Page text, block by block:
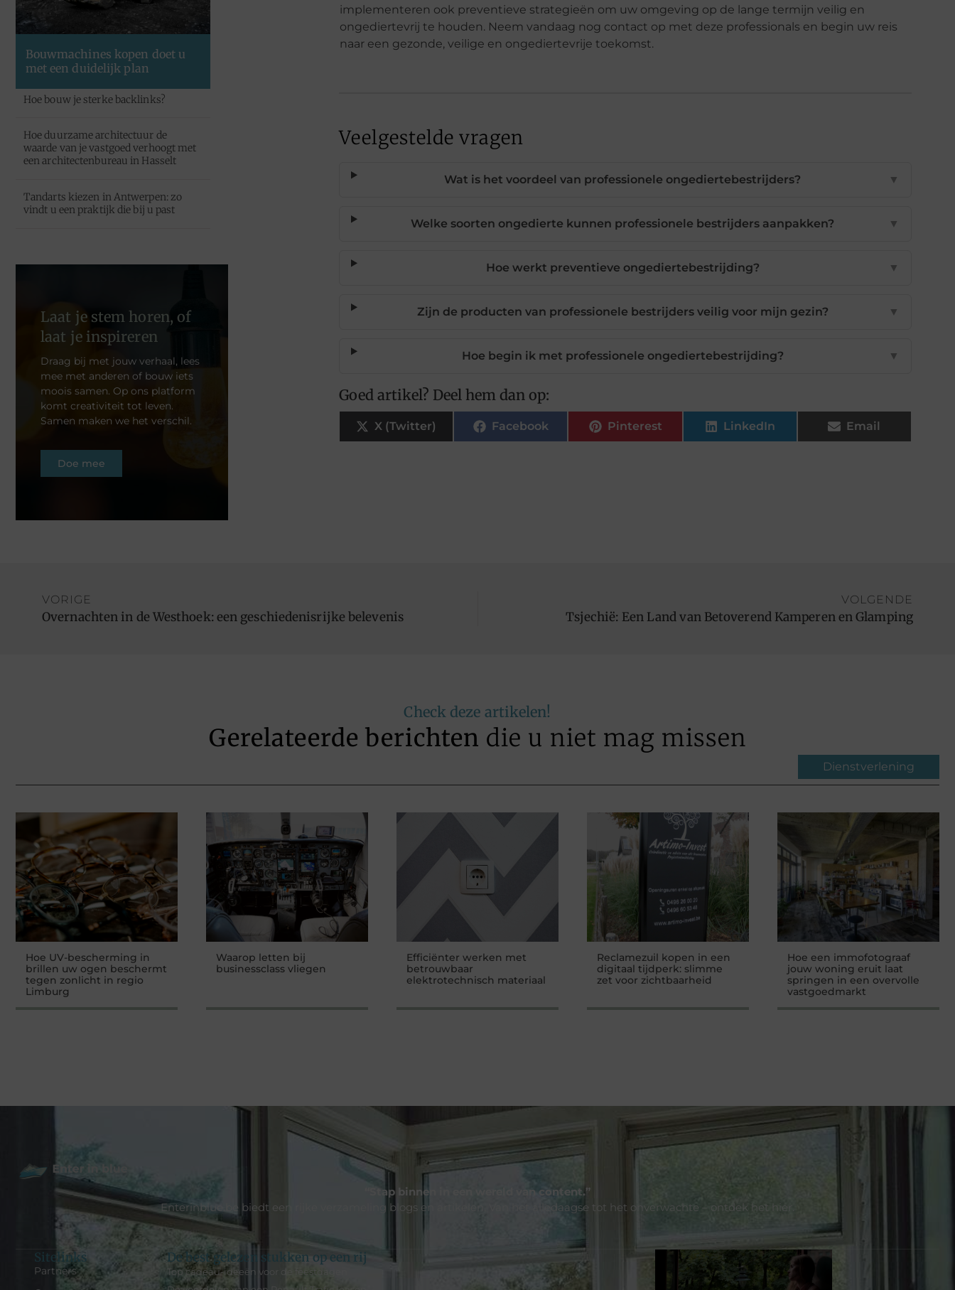
Bouwmachines kopen doet u
met een duidelijk plan
Hoe bouw je sterke backlinks?
Hoe duurzame architectuur de
waarde van je vastgoed verhoogt met
een architectenbureau in Hasselt
Tandarts kiezen in Antwerpen: zo
vindt u een praktijk die bij u past
Laat je stem horen, of
laat je inspireren
Draag bij met jouw verhaal, lees
mee met anderen of bouw iets
moois samen. Op ons platform
komt creativiteit tot leven.
Samen maken we het verschil.
Doe mee
implementeren ook preventieve strategieën om uw omgeving op de lange termijn veilig en
ongediertevrij te houden. Neem vandaag nog contact op met deze professionals en begin uw reis
naar een gezonde, veilige en ongediertevrije toekomst.
Veelgestelde vragen
Wat is het voordeel van professionele ongediertebestrijders? ▼
Welke soorten ongedierte kunnen professionele bestrijders aanpakken? ▼
Hoe werkt preventieve ongediertebestrijding? ▼
Zijn de producten van professionele bestrijders veilig voor mijn gezin? ▼
Hoe begin ik met professionele ongediertebestrijding? ▼
Goed artikel? Deel hem dan op:
X (Twitter) Facebook Pinterest LinkedIn Email
VORIGE
Overnachten in de Westhoek: een geschiedenisrijke belevenis
VOLGENDE
Tsjechië: Een Land van Betoverend Kamperen en Glamping
Check deze artikelen!
Gerelateerde berichten die u niet mag missen
Dienstverlening
Hoe UV-bescherming in
brillen uw ogen beschermt
tegen zonlicht in regio
Limburg
Waarop letten bij
businessclass vliegen
Efficiënter werken met
betrouwbaar
elektrotechnisch materiaal
Reclamezuil kopen in een
digitaal tijdperk: slimme
zet voor zichtbaarheid
Hoe een immofotograaf
jouw woning eruit laat
springen in een overvolle
vastgoedmarkt
“Stap binnen in een wereld van content.”
Enterinblue.be biedt een rijke verzameling blogs en artikelen. Van het alledaagse tot het onverwachte – ontdek het hier.
Sitelinks
Partners
De best gelezen stukken op een rij
Top cadeau-ideeën voor de feestdagen